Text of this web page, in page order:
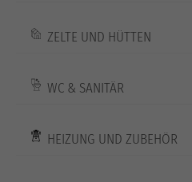
ZELTE UND HÜTTEN
WC & SANITÄR
HEIZUNG UND ZUBEHÖR